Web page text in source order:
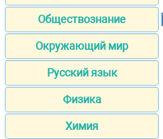
Обществознание
Окружающий мир
Русский язык
Физика
Химия